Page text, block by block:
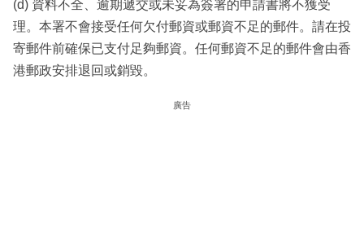
(d) 資料不全、逾期遞交或未妥為簽署的申請書將不獲受
理。本署不會接受任何欠付郵資或郵資不足的郵件。請在投
寄郵件前確保已支付足夠郵資。任何郵資不足的郵件會由香
港郵政安排退回或銷毀。
廣告